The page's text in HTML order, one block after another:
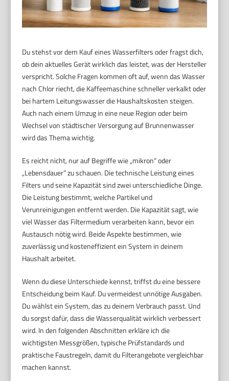
Du stehst vor dem Kauf eines Wasserfilters oder fragst dich,
ob dein aktuelles Gerät wirklich das leistet, was der Hersteller
verspricht. Solche Fragen kommen oft auf, wenn das Wasser
nach Chlor riecht, die Kaffeemaschine schneller verkalkt oder
bei hartem Leitungswasser die Haushaltskosten steigen.
Auch nach einem Umzug in eine neue Region oder beim
Wechsel von städtischer Versorgung auf Brunnenwasser
wird das Thema wichtig.
Es reicht nicht, nur auf Begriffe wie „mikron“ oder
„Lebensdauer“ zu schauen. Die technische Leistung eines
Filters und seine Kapazität sind zwei unterschiedliche Dinge.
Die Leistung bestimmt, welche Partikel und
Verunreinigungen entfernt werden. Die Kapazität sagt, wie
viel Wasser das Filtermedium verarbeiten kann, bevor ein
Austausch nötig wird. Beide Aspekte bestimmen, wie
zuverlässig und kosteneffizient ein System in deinem
Haushalt arbeitet.
Wenn du diese Unterschiede kennst, triffst du eine bessere
Entscheidung beim Kauf. Du vermeidest unnötige Ausgaben.
Du wählst ein System, das zu deinem Verbrauch passt. Und
du sorgst dafür, dass die Wasserqualität wirklich verbessert
wird. In den folgenden Abschnitten erkläre ich die
wichtigsten Messgrößen, typische Prüfstandards und
praktische Faustregeln, damit du Filterangebote vergleichbar
machen kannst.